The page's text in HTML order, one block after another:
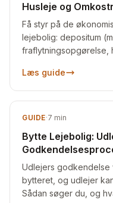
Husleje og
Få styr på de
lejebolig: depositum
fraflytningsopgørelse,
Læs guide
GUIDE·7 min
Bytte Lejebolig:
Udlejers
bytteret, og udlejer
Sådan søger du, og